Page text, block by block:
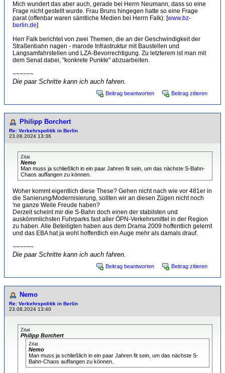
Mich wundert das aber auch, gerade bei Herrn Neumann, dass so eine
Frage nicht gestellt wurde. Frau Bruns hingegen hatte so eine Frage
parat (offenbar waren sämtliche Medien bei Herrn Falk): [www.bz-
berlin.de]
Herr Falk berichtet von zwei Themen, die an der Geschwindigkeit der
Straßenbahn nagen - marode Infrastruktur mit Baustellen und
Langsamfahrstellen und LZA-Bevorrechtigung. Zu letzterem ist man mit
dem Senat dabei, "konkrete Punkte" abzuarbeiten.
~~~~~~
Die paar Schritte kann ich auch fahren.
Beitrag beantworten Beitrag zitieren
Philipp Borchert
Re: Verkehrspolitik in Berlin
23.08.2024 13:36
Zitat
Nemo
Man muss ja schließlich in ein paar Jahren fit sein, um das nächste S-Bahn-
Chaos auffangen zu können.
Woher kommt eigentlich diese These? Gehen nicht nach wie vor 481er in
die Sanierung/Modernisierung, sollten wir an diesen Zügen nicht noch
'ne ganze Weile Freude haben?
Derzeit scheint mir die S-Bahn doch einen der stabilsten und
auskömmlichsten Fuhrparks fast aller ÖPN-Verkehrsmittel in der Region
zu haben. Alle Beteiligten haben aus dem Drama 2009 hoffentlich gelernt
und das EBA hat ja wohl hoffentlich ein Auge mehr als damals drauf.
~~~~~~
Die paar Schritte kann ich auch fahren.
Beitrag beantworten Beitrag zitieren
Nemo
Re: Verkehrspolitik in Berlin
23.08.2024 13:40
Zitat
Philipp Borchert
Zitat
Nemo
Man muss ja schließlich in ein paar Jahren fit sein, um das nächste S-
Bahn-Chaos auffangen zu können.